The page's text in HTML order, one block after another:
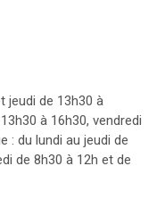
jeudi de 13h30 à
à 16h30, vendredi
: du lundi au jeudi de
de 8h30 à 12h et de